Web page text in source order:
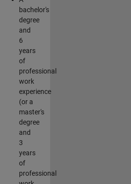
bachelor's
degree
and
6
years
of
professional
work
experience
(or a
master's
degree
and
3
years
of
professional